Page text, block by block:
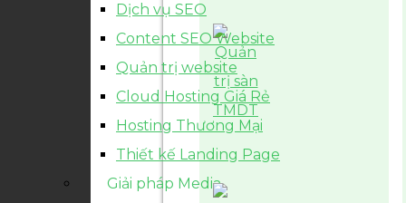
Dịch vụ SEO
Content SEO Website
Quản trị website
Cloud Hosting Giá Rẻ
Hosting Thương Mại
Thiết kế Landing Page
Giải pháp Media